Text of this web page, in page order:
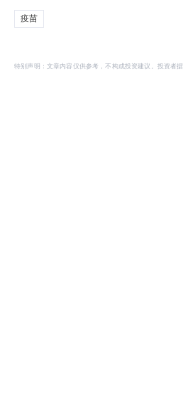
疫苗
特别声明：文章内容仅供参考，不构成投资建议。投资者据